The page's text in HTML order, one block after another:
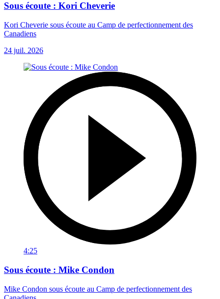
Sous écoute : Kori Cheverie
Kori Cheverie sous écoute au Camp de perfectionnement des
Canadiens
24 juil. 2026
4:25
Sous écoute : Mike Condon
Mike Condon sous écoute au Camp de perfectionnement des